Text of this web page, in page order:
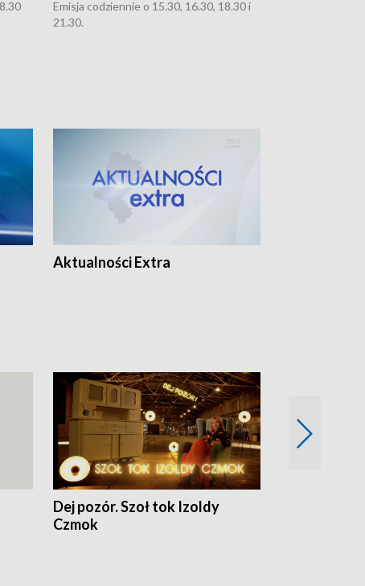
Emisja codziennie o 15.30, 16.30, 18.30 i
21.30.
Aktualności Extra
Dej pozór. Szoł tok Izoldy
Czmok